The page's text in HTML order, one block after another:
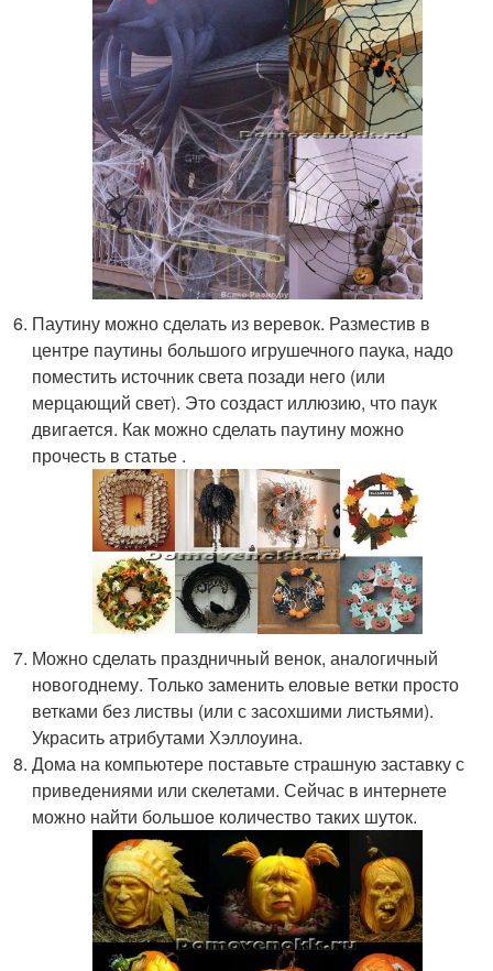
Паутину можно сделать из веревок. Разместив в
центре паутины большого игрушечного паука, надо
поместить источник света позади него (или
мерцающий свет). Это создаст иллюзию, что паук
двигается. Как можно сделать паутину можно
прочесть в статье .
Можно сделать праздничный венок, аналогичный
новогоднему. Только заменить еловые ветки просто
ветками без листвы (или с засохшими листьями).
Украсить атрибутами Хэллоуина.
Дома на компьютере поставьте страшную заставку с
приведениями или скелетами. Сейчас в интернете
можно найти большое количество таких шуток.